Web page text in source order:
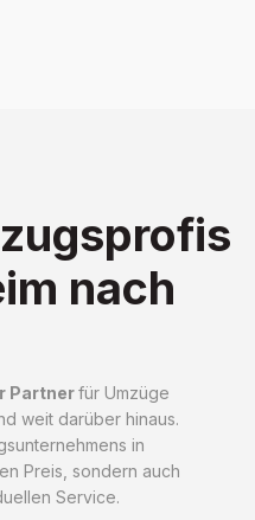
nach
Partnerfür Umzüge
weit darüber hinaus.
in
Preis, sondern auch
Service.